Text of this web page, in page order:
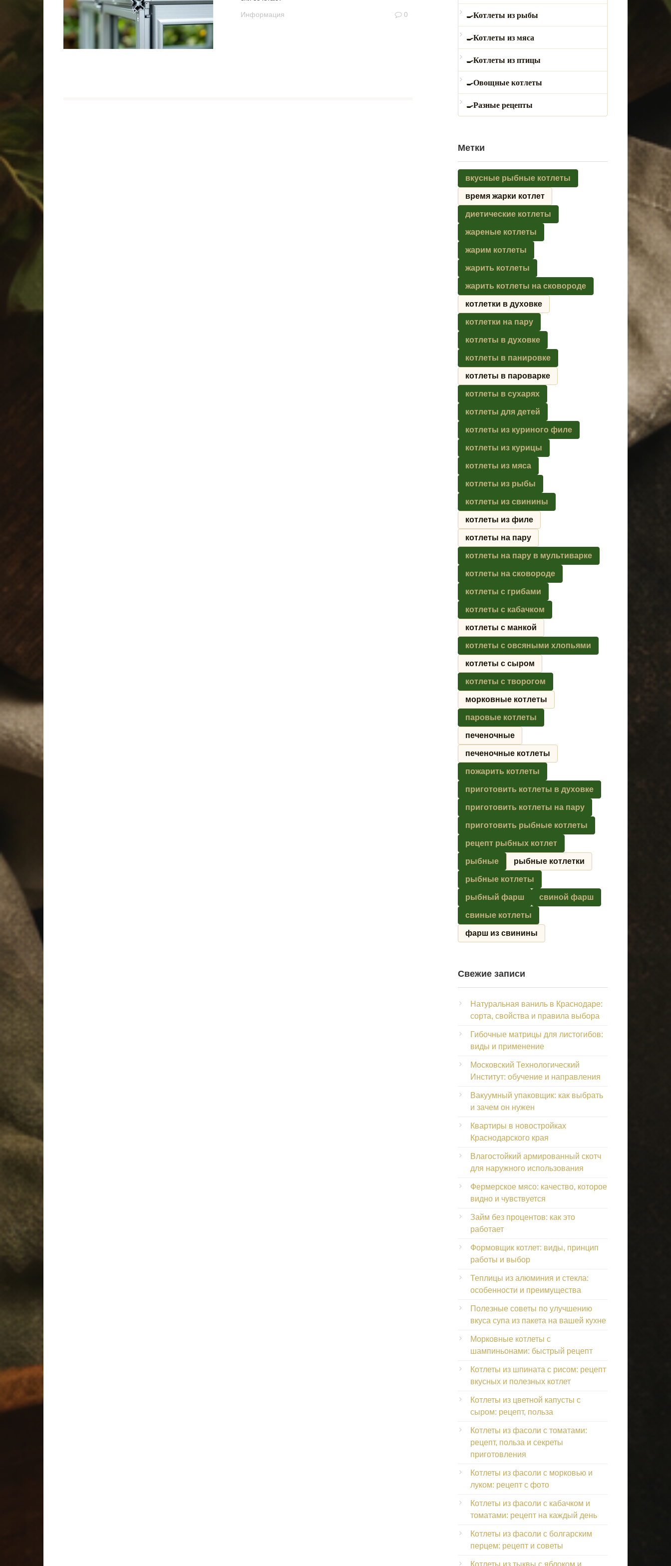
Информация 0
Котлеты из рыбы
Котлеты из мяса
Котлеты из птицы
Овощные котлеты
Разные рецепты
Метки
вкусные рыбные котлеты
время жарки котлет
диетические котлеты
жареные котлеты
жарим котлеты
жарить котлеты
жарить котлеты на сковороде
котлетки в духовке
котлетки на пару
котлеты в духовке
котлеты в панировке
котлеты в пароварке
котлеты в сухарях
котлеты для детей
котлеты из куриного филе
котлеты из курицы
котлеты из мяса
котлеты из рыбы
котлеты из свинины
котлеты из филе
котлеты на пару
котлеты на пару в мультиварке
котлеты на сковороде
котлеты с грибами
котлеты с кабачком
котлеты с манкой
котлеты с овсяными хлопьями
котлеты с сыром
котлеты с творогом
морковные котлеты
паровые котлеты
печеночные
печеночные котлеты
пожарить котлеты
приготовить котлеты в духовке
приготовить котлеты на пару
приготовить рыбные котлеты
рецепт рыбных котлет
рыбные рыбные котлетки
рыбные котлеты
рыбный фарш свиной фарш
свиные котлеты
фарш из свинины
Свежие записи
Натуральная ваниль в Краснодаре:
сорта, свойства и правила выбора
Гибочные матрицы для листогибов:
виды и применение
Московский Технологический
Институт: обучение и направления
Вакуумный упаковщик: как выбрать
и зачем он нужен
Квартиры в новостройках
Краснодарского края
Влагостойкий армированный скотч
для наружного использования
Фермерское мясо: качество, которое
видно и чувствуется
Займ без процентов: как это
работает
Формовщик котлет: виды, принцип
работы и выбор
Теплицы из алюминия и стекла:
особенности и преимущества
Полезные советы по улучшению
вкуса супа из пакета на вашей кухне
Морковные котлеты с
шампиньонами: быстрый рецепт
Котлеты из шпината с рисом: рецепт
вкусных и полезных котлет
Котлеты из цветной капусты с
сыром: рецепт, польза
Котлеты из фасоли с томатами:
рецепт, польза и секреты
приготовления
Котлеты из фасоли с морковью и
луком: рецепт с фото
Котлеты из фасоли с кабачком и
томатами: рецепт на каждый день
Котлеты из фасоли с болгарским
перцем: рецепт и советы
Котлеты из тыквы с яблоком и